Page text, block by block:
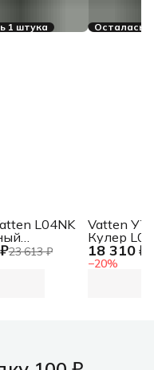
1 штука
23 613 ₽
L04NK
Осталась
18 310 ₽
−20%
Vatten
Кулер